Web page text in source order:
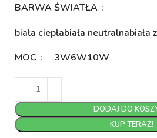
BARWA ŚWIATŁA
biała ciepłabiała neutralnabiała
MOC
3W6W10W
DODAJ DO
KUP TERAZ!